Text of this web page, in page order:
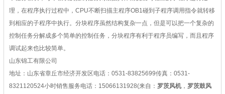
理，在程序执行过程中，CPU不断扫描主程序OB1碰到子程序调用指令就转移
到相应的子程序中执行。分块程序虽然结构复杂一点，但是可以把一个复杂的
控制任务分解成多个简单的控制任务，分块程序有利于程序员编写，而且程序
调试起来也比较简单。
山东锦工有限公司
地址：山东省章丘市经济开发区电话：0531-83825699传真：0531-
8321120524小时销售服务电话： 15066131928(来自： 罗茨风机， 罗茨鼓风